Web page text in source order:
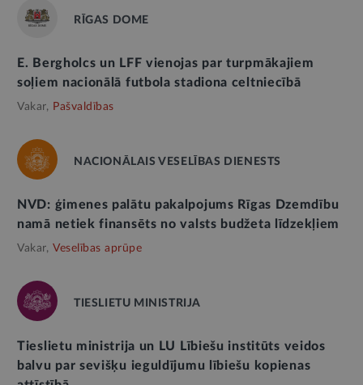
RĪGAS DOME
E. Bergholcs un LFF vienojas par turpmākajiem
soļiem nacionālā futbola stadiona celtniecībā
Vakar, Pašvaldības
NACIONĀLAIS VESELĪBAS DIENESTS
NVD: ģimenes palātu pakalpojums Rīgas Dzemdību
namā netiek finansēts no valsts budžeta līdzekļiem
Vakar, Veselības aprūpe
TIESLIETU MINISTRIJA
Tieslietu ministrija un LU Lībiešu institūts veidos
balvu par sevišķu ieguldījumu lībiešu kopienas